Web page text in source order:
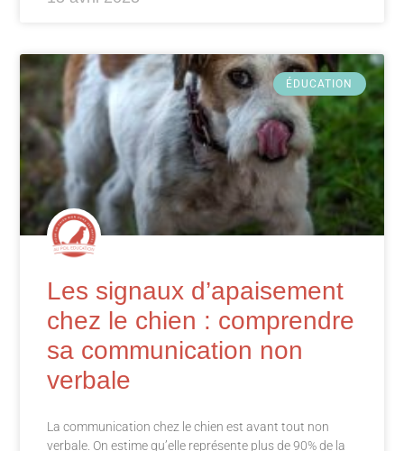
ÉDUCATION
Les signaux d’apaisement
chez le chien : comprendre
sa communication non
verbale
La communication chez le chien est avant tout non
verbale. On estime qu’elle représente plus de 90% de la